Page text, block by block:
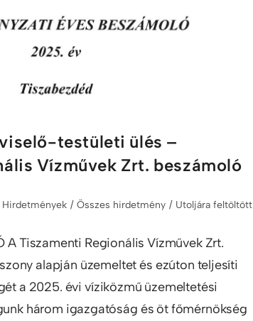
testületi ülés –
Vízművek Zrt. beszámoló
Hirdetmények / Összes hirdetmény / Utoljára feltöltött
A Tiszamenti Regionális Vízművek Zrt.
alapján üzemeltet és ezúton teljesíti
a 2025. évi víziközmű üzemeltetési
három igazgatóság és öt főmérnökség